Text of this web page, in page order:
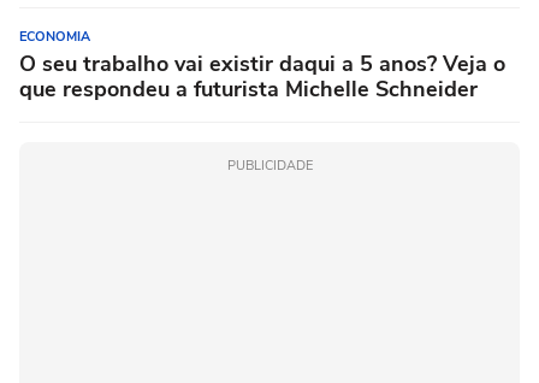
ECONOMIA
O seu trabalho vai existir daqui a 5 anos? Veja o
que respondeu a futurista Michelle Schneider
PUBLICIDADE